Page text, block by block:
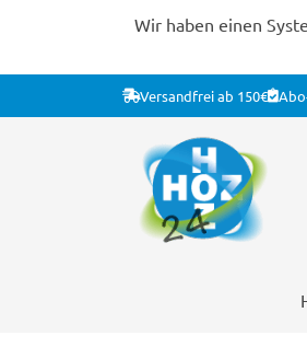
Wir haben einen
Versandfrei ab 150€